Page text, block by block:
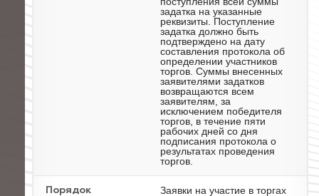
задатка на указанные
реквизиты. Поступление
задатка должно быть
подтверждено на дату
составления протокола об
определении участников
торгов. Суммы внесенных
заявителями задатков
возвращаются всем
заявителям, за
исключением победителя
торгов, в течение пяти
рабочих дней со дня
подписания протокола о
результатах проведения
торгов.
Порядок
Заявки на участие в торгах